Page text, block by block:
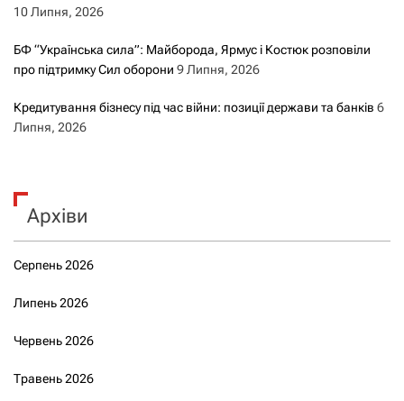
10 Липня, 2026
БФ “Українська сила”: Майборода, Ярмус і Костюк розповіли
про підтримку Сил оборони 9 Липня, 2026
Кредитування бізнесу під час війни: позиції держави та банків 6
Липня, 2026
Архіви
Серпень 2026
Липень 2026
Червень 2026
Травень 2026